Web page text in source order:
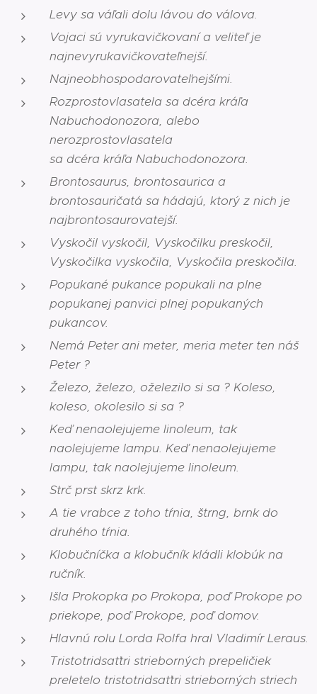
Levy sa váľali dolu lávou do válova.
Vojaci sú vyrukavičkovaní a veliteľ je
najnevyrukavičkovateľnejší.
Najneobhospodarovateľnejšími.
Rozprostovlasatela sa dcéra kráľa
Nabuchodonozora, alebo
nerozprostovlasatela
sa dcéra kráľa Nabuchodonozora.
Brontosaurus, brontosaurica a
brontosauričatá sa hádajú, ktorý z nich je
najbrontosaurovatejší.
Vyskočil vyskočil, Vyskočilku preskočil,
Vyskočilka vyskočila, Vyskočila preskočila.
Popukané pukance popukali na plne
popukanej panvici plnej popukaných
pukancov.
Nemá Peter ani meter, meria meter ten náš
Peter ?
Železo, železo, oželezilo si sa ? Koleso,
koleso, okolesilo si sa ?
Keď nenaolejujeme linoleum, tak
naolejujeme lampu. Keď nenaolejujeme
lampu, tak naolejujeme linoleum.
Strč prst skrz krk.
A tie vrabce z toho tŕnia, štrng, brnk do
druhého tŕnia.
Klobučníčka a klobučník kládli klobúk na
ručník.
Išla Prokopka po Prokopa, poď Prokope po
priekope, poď Prokope, poď domov.
Hlavnú rolu Lorda Rolfa hral Vladimír Leraus.
Tristotridsaťtri strieborných prepeličiek
preletelo tristotridsaťtri strieborných striech